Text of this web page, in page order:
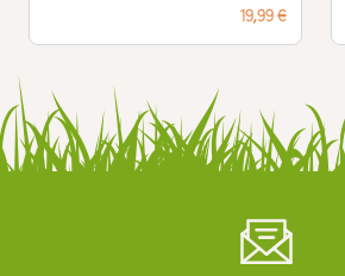
Prix
19,99 €